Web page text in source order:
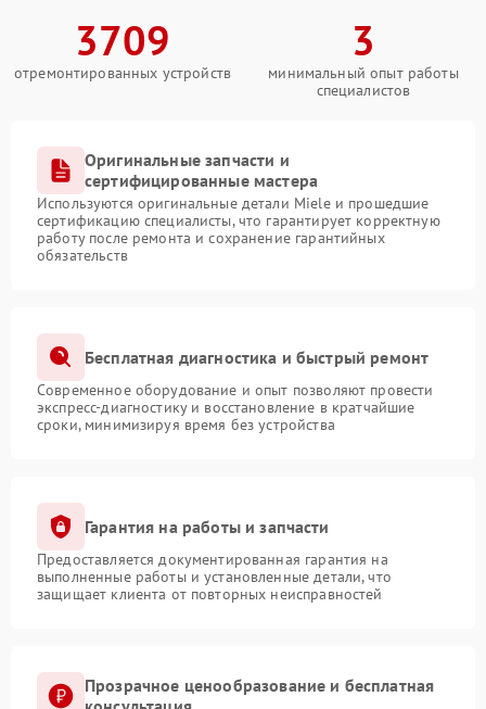
3709
отремонтированных устройств
3
минимальный опыт работы
специалистов
Оригинальные запчасти и
сертифицированные мастера
Используются оригинальные детали Miele и прошедшие
сертификацию специалисты, что гарантирует корректную
работу после ремонта и сохранение гарантийных
обязательств
Бесплатная диагностика и быстрый ремонт
Современное оборудование и опыт позволяют провести
экспресс-диагностику и восстановление в кратчайшие
сроки, минимизируя время без устройства
Гарантия на работы и запчасти
Предоставляется документированная гарантия на
выполненные работы и установленные детали, что
защищает клиента от повторных неисправностей
Прозрачное ценообразование и бесплатная